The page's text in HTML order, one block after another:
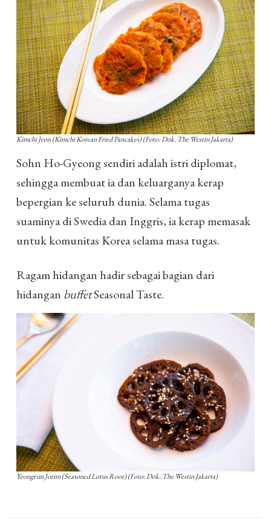
Kimchi Jeon (Kimchi Korean Fried Pancakes) (Foto: Dok. The Westin Jakarta)
Sohn Ho-Gyeong sendiri adalah istri diplomat,
sehingga membuat ia dan keluarganya kerap
bepergian ke seluruh dunia. Selama tugas
suaminya di Swedia dan Inggris, ia kerap memasak
untuk komunitas Korea selama masa tugas.
Ragam hidangan hadir sebagai bagian dari
hidangan buffetSeasonal Taste.
Yeongeun Jorim (Seasoned Lotus Root) (Foto: Dok. The Westin Jakarta)